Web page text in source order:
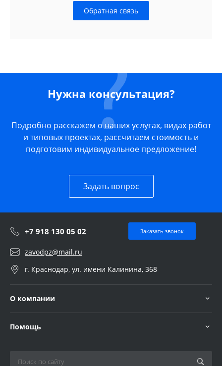
Обратная связь
Нужна консультация?
Подробно расскажем о наших услугах, видах работ
и типовых проектах, рассчитаем стоимость и
подготовим индивидуальное предложение!
Задать вопрос
+7 918 130 05 02 Заказать звонок
zavodpz@mail.ru
г. Краснодар, ул. имени Калинина, 368
О компании
Помощь